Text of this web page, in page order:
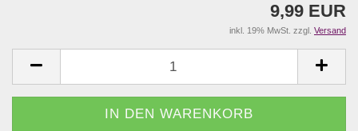
9,99 EUR
inkl. 19% MwSt. zzgl. Versand